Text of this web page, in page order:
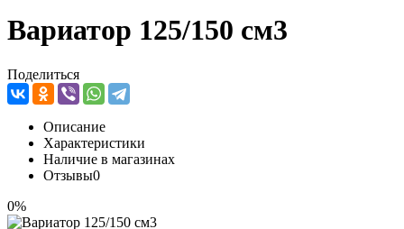
Вариатор 125/150 cм3
Поделиться
Описание
Характеристики
Наличие в магазинах
Отзывы0
0%